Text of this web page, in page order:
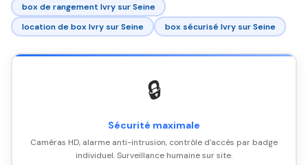
box de rangement Ivry sur Seine
location de box Ivry sur Seine
box sécurisé Ivry sur Seine
🔒
Sécurité maximale
Caméras HD, alarme anti-intrusion, contrôle d'accès par badge
individuel. Surveillance humaine sur site.